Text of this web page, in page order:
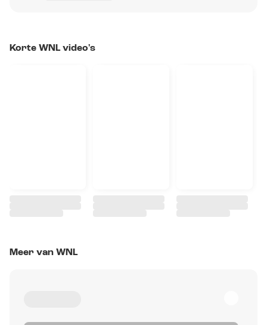
Korte WNL video's
Meer van WNL